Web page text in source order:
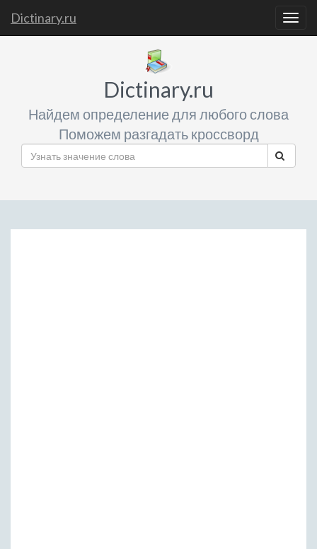
Dictinary.ru
Dictinary.ru
Найдем определение для любого слова
Поможем разгадать кроссворд